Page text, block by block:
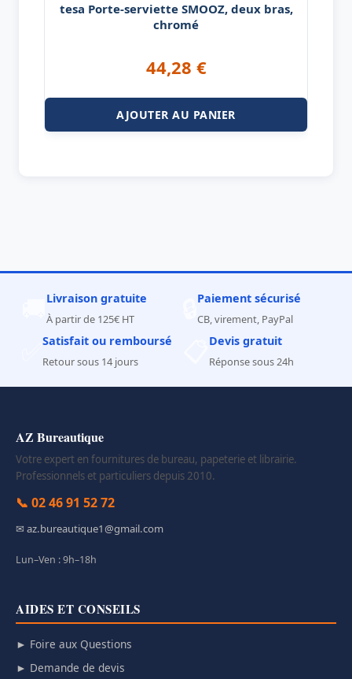
tesa Porte-serviette SMOOZ, deux bras,
chromé
44,28 €
AJOUTER AU PANIER
Livraison gratuite
À partir de 125€ HT
Paiement sécurisé
CB, virement, PayPal
Satisfait ou remboursé
Retour sous 14 jours
Devis gratuit
Réponse sous 24h
AZ Bureautique
Votre expert en fournitures de bureau, papeterie et librairie.
Professionnels et particuliers depuis 2010.
📞 02 46 91 52 72
✉ az.bureautique1@gmail.com
Lun–Ven : 9h–18h
AIDES ET CONSEILS
► Foire aux Questions
► Demande de devis